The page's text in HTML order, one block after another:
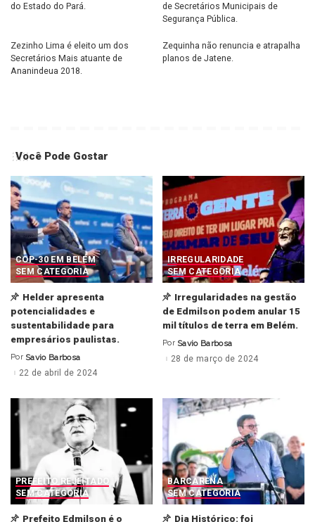
do Estado do Pará.
de Secretários Municipais de
Segurança Pública.
Zezinho Lima é eleito um dos
Secretários Mais atuante de
Ananindeua 2018.
Zequinha não renuncia e atrapalha
planos de Jatene.
Você Pode Gostar
COP-30 EM BELÉM
SEM CATEGORIA
Helder apresenta
potencialidades e
sustentabilidade para
empresários paulistas.
Posted
by
Por Savio Barbosa
22 de abril de 2024
IRREGULARIDADE
SEM CATEGORIA
Irregularidades na gestão
de Edmilson podem anular 15
mil títulos de terra em Belém.
Posted
by
Por Savio Barbosa
28 de março de 2024
PREFEITO REJEITADO
SEM CATEGORIA
Prefeito Edmilson é o
BARCARENA
SEM CATEGORIA
Dia Histórico: foi